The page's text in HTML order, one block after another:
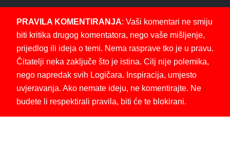
PRAVILA KOMENTIRANJA: Vaši komentari ne smiju
biti kritika drugog komentatora, nego vaše mišljenje,
prijedlog ili ideja o temi. Nema rasprave tko je u pravu.
Čitatelji neka zaključe što je istina. Cilj nije polemika,
nego napredak svih Logičara. Inspiracija, umjesto
uvjeravanja. Ako nemate ideju, ne komentirajte. Ne
budete li respektirali pravila, biti će te blokirani.